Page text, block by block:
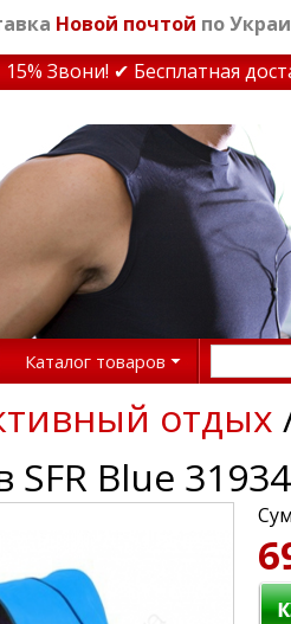
Новой почтой по
Звони! ✔ Бесплатная
Каталог товаров
отдых
SFR Blue 31934